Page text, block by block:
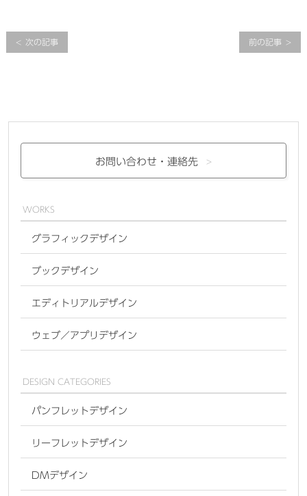
次の記事 前の記事
お問い合わせ・ 連絡先
WORKS
グラフィックデザイン
ブックデザイン
エディトリアルデザイン
ウェブ／アプリデザイン
DESIGN CATEGORIES
パンフレットデザイン
リーフレットデザイン
DMデザイン